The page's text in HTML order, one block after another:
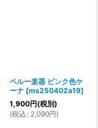
ペルー楽器 ピンク色ケ
ーナ [ms250402a19]
1,900円(税別)
(税込 : 2,090円)